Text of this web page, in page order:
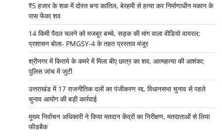
₹5 हजार के शक में दोस्त बना कातिल, बेरहमी से हत्या कर निर्माणाधीन मकान के
पास फेंका शव
14 किमी पैदल चलने को मजबूर बच्चे, सड़क की मांग वाला वीडियो वायरल;
प्रशासन बोला- PMGSY-4 के तहत प्रस्ताव मंजूर
श्रीनगर में किराये के कमरे में मिला बीए छात्र का शव, आत्महत्या की आशंका;
पुलिस जांच में जुटी
उत्तराखंड में 17 राजनीतिक दलों का पंजीकरण रद्द, विधानसभा चुनाव से पहले
चुनाव आयोग की बड़ी कार्रवाई
मुख्य निर्वाचन अधिकारी ने किया मतदान केंद्रों का निरीक्षण, मतदाताओं से लिया
फीडबैक